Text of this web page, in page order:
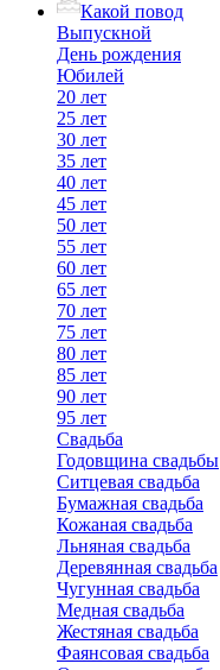
Какой повод
Выпускной
День рождения
Юбилей
20 лет
25 лет
30 лет
35 лет
40 лет
45 лет
50 лет
55 лет
60 лет
65 лет
70 лет
75 лет
80 лет
85 лет
90 лет
95 лет
Свадьба
Годовщина свадьбы
Ситцевая свадьба
Бумажная свадьба
Кожаная свадьба
Льняная свадьба
Деревянная свадьба
Чугунная свадьба
Медная свадьба
Жестяная свадьба
Фаянсовая свадьба